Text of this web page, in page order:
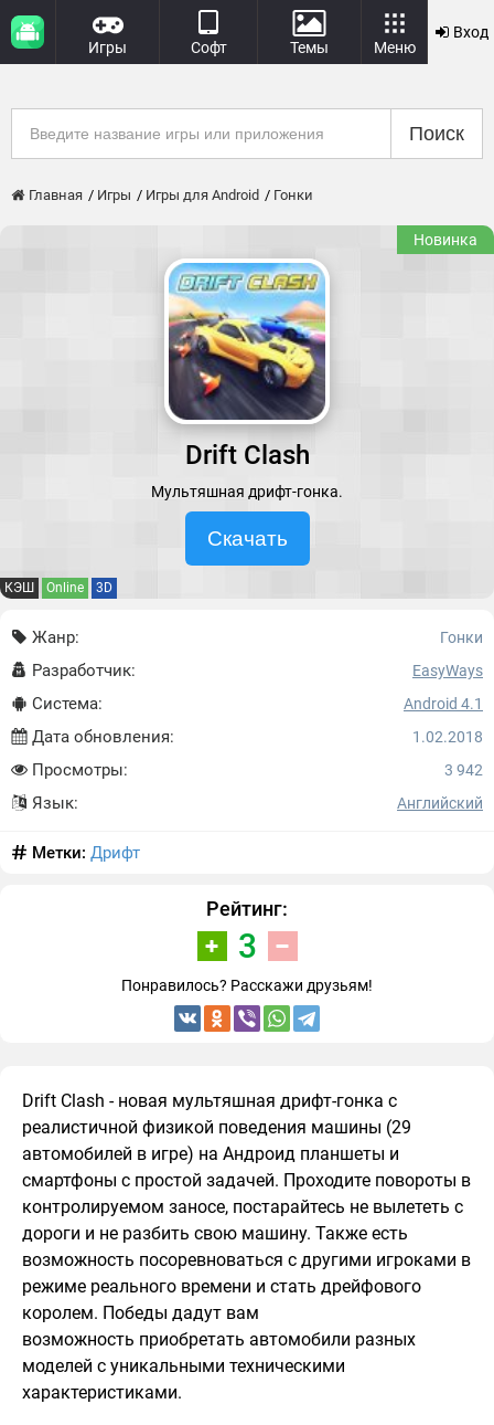
Игры Софт Темы Меню
Вход
Поиск
Главная Игры Игры для Android Гонки
Новинка
Drift Clash
Мультяшная дрифт-гонка.
Скачать
КЭШ Online 3D
Жанр: Гонки
Разработчик: EasyWays
Система: Android 4.1
Дата обновления: 1.02.2018
Просмотры: 3 942
Язык: Английский
Метки: Дрифт
Рейтинг:
3
Понравилось? Расскажи друзьям!
Drift Clash - новая мультяшная дрифт-гонка с
реалистичной физикой поведения машины (29
автомобилей в игре) на Андроид планшеты и
смартфоны с простой задачей. Проходите повороты в
контролируемом заносе, постарайтесь не вылететь с
дороги и не разбить свою машину. Также есть
возможность посоревноваться с другими игроками в
режиме реального времени и стать дрейфового
королем. Победы дадут вам
возможность приобретать автомобили разных
моделей с уникальными техническими
характеристиками.